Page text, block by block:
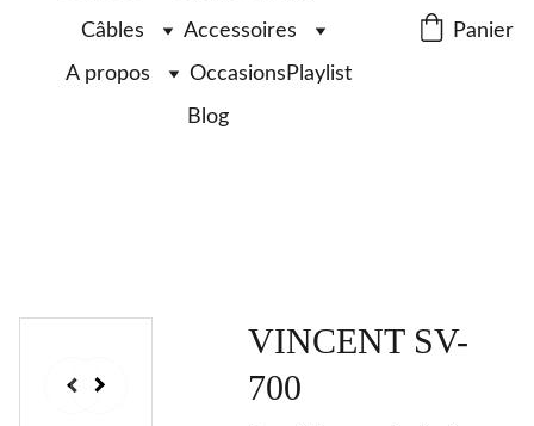
Câbles
Accessoires
A propos
Occasions Playlist
Blog
Panier
VINCENT SV-
700